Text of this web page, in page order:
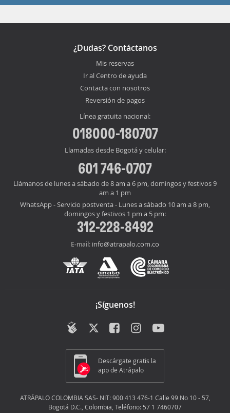
¿Dudas? Contáctanos
Mis reservas
Ir al Centro de ayuda
Contacta con nosotros
Reversión de pagos
Línea gratuita nacional:
018000-180707
Llamadas desde Bogotá y celular:
601 746-0707
Llámanos de lunes a sábado de 8 am a 6 pm, domingos y festivos 9
am a 1 pm
WhatsApp - Servicio postventa - Lunes a sábado 10 am a 8 pm,
domingos y festivos 1 pm a 5 pm:
312-228-8492
E-mail: info@atrapalo.com.co
¡Síguenos!
Descárgate gratis la
app de Atrápalo
ATRÁPALO COLOMBIA SAS- NIT: 900 413 476-1 Calle 99 No 10 - 57,
Bogotá D.C., Colombia, Teléfono: 57 1 7460707